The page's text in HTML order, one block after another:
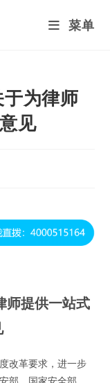
菜单
为律师
见
师提供一站式
改革要求，进一步